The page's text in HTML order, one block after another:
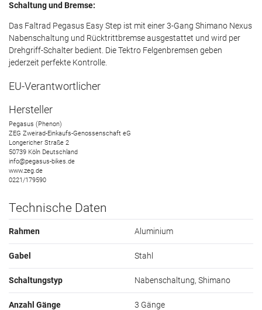
Schaltung und Bremse:
Das Faltrad Pegasus Easy Step ist mit einer 3-Gang Shimano Nexus
Nabenschaltung und Rücktrittbremse ausgestattet und wird per
Drehgriff-Schalter bedient. Die Tektro Felgenbremsen geben
jederzeit perfekte Kontrolle.
EU-Verantwortlicher
Hersteller
Pegasus (Phenon)
ZEG Zweirad-Einkaufs-Genossenschaft eG
Longericher Straße 2
50739 Köln Deutschland
info@pegasus-bikes.de
www.zeg.de
0221/179590
Technische Daten
Rahmen Aluminium
Gabel Stahl
Schaltungstyp Nabenschaltung, Shimano
Anzahl Gänge 3 Gänge